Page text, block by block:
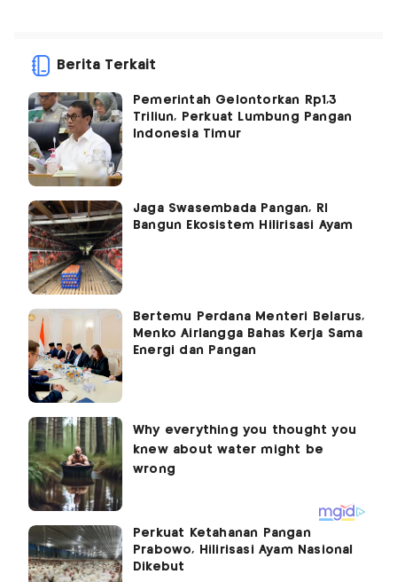
Berita Terkait
Pemerintah Gelontorkan Rp1,3
Triliun, Perkuat Lumbung Pangan
Indonesia Timur
Jaga Swasembada Pangan, RI
Bangun Ekosistem Hilirisasi Ayam
Bertemu Perdana Menteri Belarus,
Menko Airlangga Bahas Kerja Sama
Energi dan Pangan
Perkuat Ketahanan Pangan
Prabowo, Hilirisasi Ayam Nasional
Dikebut